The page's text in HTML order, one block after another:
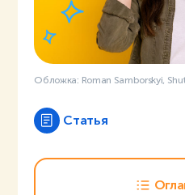
Обложка: Roman Samborskyi,
Статья